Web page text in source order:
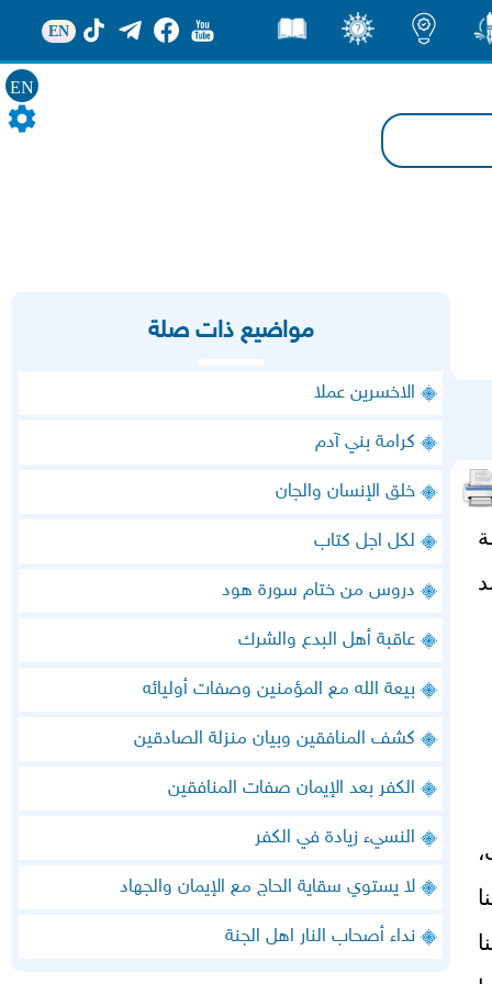
EN
EN
مواضيع ذات صلة
الاخسرين عملا
كرامة بني آدم
خلق الإنسان والجان
لكل اجل كتاب
دروس من ختام سورة هود
عاقبة أهل البدع والشرك
بيعة الله مع المؤمنين وصفات أوليائه
كشف المنافقين وبيان منزلة الصادقين
الكفر بعد الإيمان صفات المنافقين
النسيء زيادة في الكفر
لا يستوي سقاية الحاج مع الإيمان والجهاد
نداء أصحاب النار اهل الجنة